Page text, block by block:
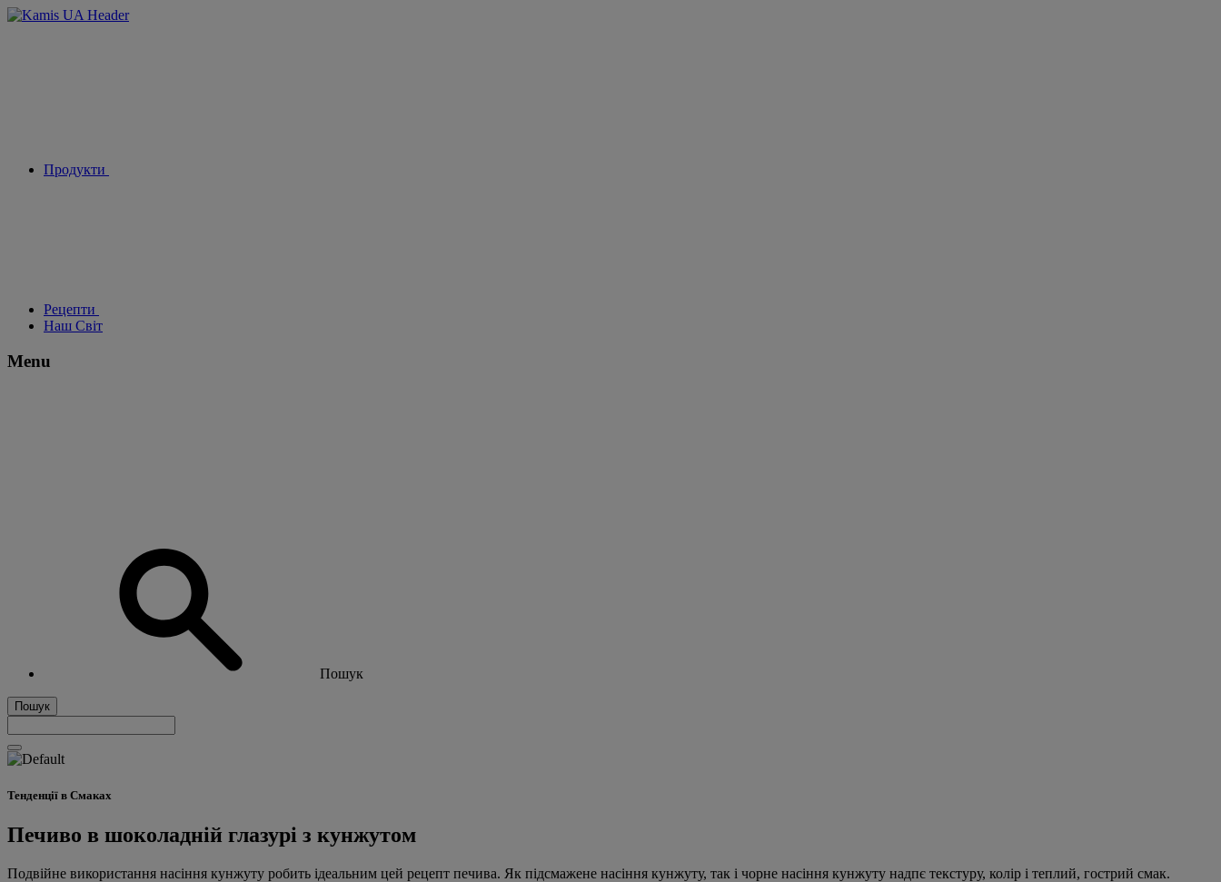
Продукти
Рецепти
Наш Світ
Menu
Пошук
Пошук
Тенденції в Смаках
Печиво в шоколадній глазурі з кунжутом
Подвійне використання насіння кунжуту робить ідеальним цей рецепт печива. Як підсмажене насіння кунжуту, так і чорне насіння кунжуту надпє текстуру, колір і теплий, гострий смак.